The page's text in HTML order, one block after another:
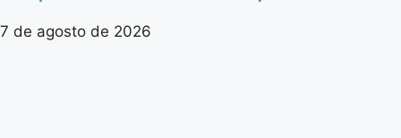
7 de agosto de 2026